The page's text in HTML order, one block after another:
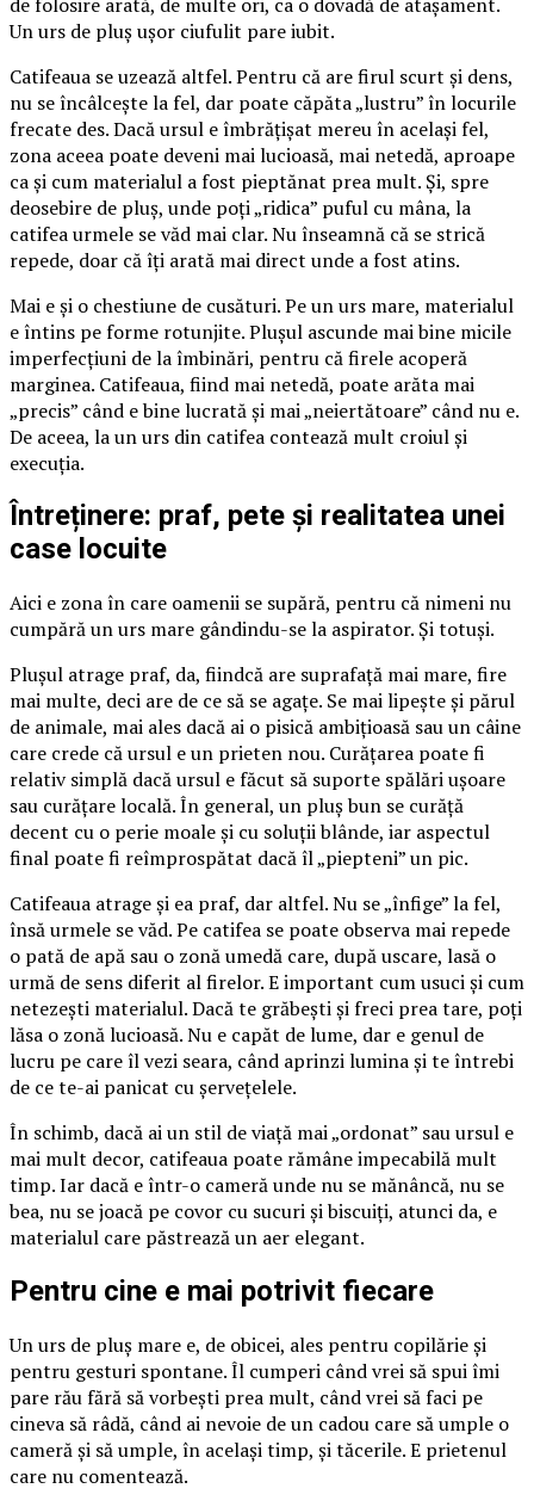
Un urs de pluș ușor ciufulit pare iubit.
Catifeaua se uzează altfel. Pentru că are firul scurt și dens,
nu se încâlcește la fel, dar poate căpăta „lustru” în locurile
frecate des. Dacă ursul e îmbrățișat mereu în același fel,
zona aceea poate deveni mai lucioasă, mai netedă, aproape
ca și cum materialul a fost pieptănat prea mult. Și, spre
deosebire de pluș, unde poți „ridica” puful cu mâna, la
catifea urmele se văd mai clar. Nu înseamnă că se strică
repede, doar că îți arată mai direct unde a fost atins.
Mai e și o chestiune de cusături. Pe un urs mare, materialul
e întins pe forme rotunjite. Plușul ascunde mai bine micile
imperfecțiuni de la îmbinări, pentru că firele acoperă
marginea. Catifeaua, fiind mai netedă, poate arăta mai
„precis” când e bine lucrată și mai „neiertătoare” când nu e.
De aceea, la un urs din catifea contează mult croiul și
execuția.
Întreținere: praf, pete și realitatea unei
case locuite
Aici e zona în care oamenii se supără, pentru că nimeni nu
cumpără un urs mare gândindu-se la aspirator. Și totuși.
Plușul atrage praf, da, fiindcă are suprafață mai mare, fire
mai multe, deci are de ce să se agațe. Se mai lipește și părul
de animale, mai ales dacă ai o pisică ambițioasă sau un câine
care crede că ursul e un prieten nou. Curățarea poate fi
relativ simplă dacă ursul e făcut să suporte spălări ușoare
sau curățare locală. În general, un pluș bun se curăță
decent cu o perie moale și cu soluții blânde, iar aspectul
final poate fi reîmprospătat dacă îl „piepteni” un pic.
Catifeaua atrage și ea praf, dar altfel. Nu se „înfige” la fel,
însă urmele se văd. Pe catifea se poate observa mai repede
o pată de apă sau o zonă umedă care, după uscare, lasă o
urmă de sens diferit al firelor. E important cum usuci și cum
netezești materialul. Dacă te grăbești și freci prea tare, poți
lăsa o zonă lucioasă. Nu e capăt de lume, dar e genul de
lucru pe care îl vezi seara, când aprinzi lumina și te întrebi
de ce te-ai panicat cu șervețelele.
În schimb, dacă ai un stil de viață mai „ordonat” sau ursul e
mai mult decor, catifeaua poate rămâne impecabilă mult
timp. Iar dacă e într-o cameră unde nu se mănâncă, nu se
bea, nu se joacă pe covor cu sucuri și biscuiți, atunci da, e
materialul care păstrează un aer elegant.
Pentru cine e mai potrivit fiecare
Un urs de pluș mare e, de obicei, ales pentru copilărie și
pentru gesturi spontane. Îl cumperi când vrei să spui îmi
pare rău fără să vorbești prea mult, când vrei să faci pe
cineva să râdă, când ai nevoie de un cadou care să umple o
cameră și să umple, în același timp, și tăcerile. E prietenul
care nu comentează.